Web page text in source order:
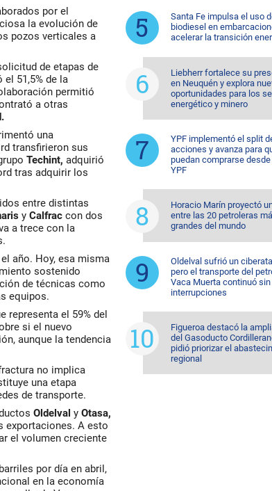
por el
la evolución de
pozos verticales a
de etapas de
51,5% de la
permitió
a otras
una
transfirieron sus
Techint, adquirió
tras adquirir los
entre distintas
y Calfrac con dos
a trece con la
año. Hoy, esa misma
sostenido
de técnicas como
equipos.
representa el 59% del
si el nuevo
aunque la tendencia
no implica
una etapa
de transporte.
Oldelval y Otasa,
exportaciones. A esto
el volumen creciente
por día en abril,
en la economía
Santa Fe impulsa el uso
biodiesel en
acelerar la transición
Liebherr fortalece su
en Neuquén y explora
oportunidades para los
energético y minero
YPF implementó el split
acciones y avanza para
puedan comprarse desde
YPF
Horacio Marín proyectó
entre las 20 petroleras
grandes del mundo
Oldelval sufrió un
pero el transporte del
Vaca Muerta continuó sin
interrupciones
Figueroa destacó la
del Gasoducto
pidió priorizar el
regional